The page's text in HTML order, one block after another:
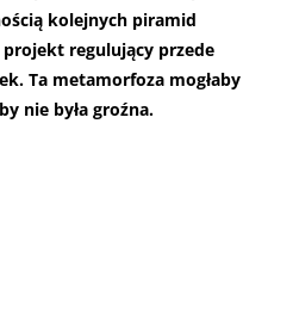
kolejnych piramid
projekt regulujący przede
Ta metamorfoza mogłaby
nie była groźna.